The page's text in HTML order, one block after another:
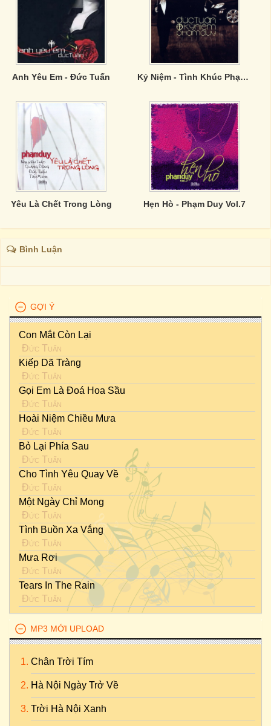
Anh Yêu Em - Đức Tuấn Kỷ Niệm - Tình Khúc Phạm Duy - CD1
Yêu Là Chết Trong Lòng Hẹn Hò - Phạm Duy Vol.7
Bình Luận
GỢI Ý
Con Mắt Còn Lại
Đức Tuấn
Kiếp Dã Tràng
Đức Tuấn
Gọi Em Là Đoá Hoa Sầu
Đức Tuấn
Hoài Niệm Chiều Mưa
Đức Tuấn
Bỏ Lại Phía Sau
Đức Tuấn
Cho Tình Yêu Quay Về
Đức Tuấn
Một Ngày Chỉ Mong
Đức Tuấn
Tình Buồn Xa Vắng
Đức Tuấn
Mưa Rơi
Đức Tuấn
Tears In The Rain
Đức Tuấn
MP3 MỚI UPLOAD
Chân Trời Tím
Hà Nội Ngày Trở Về
Trời Hà Nội Xanh